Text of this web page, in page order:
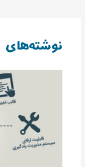
نوشته‌های